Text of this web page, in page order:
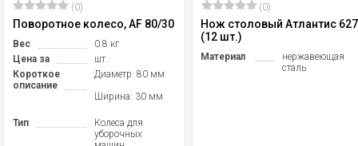
(0)
Поворотное колесо, AF 80/30
Вес
0.8 кг
Цена за
шт.
Короткое
описание
Диаметр: 80 мм
Ширина: 30 мм
Тип
Колеса для
уборочных
(0)
Нож столовый Атлантис 627
(12 шт.)
Материал
нержавеющая
сталь